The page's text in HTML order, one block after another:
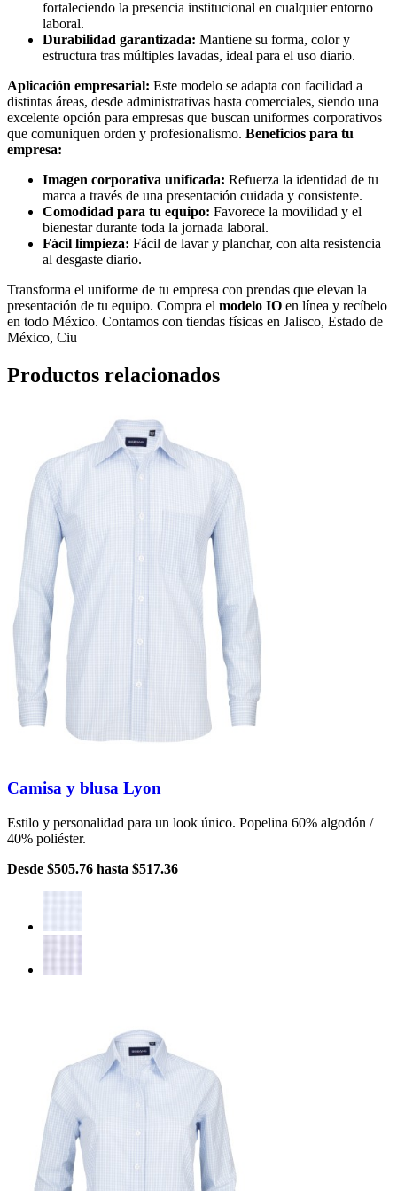
fortaleciendo la presencia institucional en cualquier entorno
laboral.
Durabilidad garantizada: Mantiene su forma, color y
estructura tras múltiples lavadas, ideal para el uso diario.
Aplicación empresarial: Este modelo se adapta con facilidad a
distintas áreas, desde administrativas hasta comerciales, siendo una
excelente opción para empresas que buscan uniformes corporativos
que comuniquen orden y profesionalismo. Beneficios para tu
empresa:
Imagen corporativa unificada: Refuerza la identidad de tu
marca a través de una presentación cuidada y consistente.
Comodidad para tu equipo: Favorece la movilidad y el
bienestar durante toda la jornada laboral.
Fácil limpieza: Fácil de lavar y planchar, con alta resistencia
al desgaste diario.
Transforma el uniforme de tu empresa con prendas que elevan la
presentación de tu equipo. Compra el modelo IO en línea y recíbelo
en todo México. Contamos con tiendas físicas en Jalisco, Estado de
México, Ciu
Productos relacionados
Camisa y blusa Lyon
Estilo y personalidad para un look único. Popelina 60% algodón /
40% poliéster.
Desde $505.76 hasta $517.36